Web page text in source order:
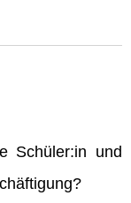
Schüler:in und